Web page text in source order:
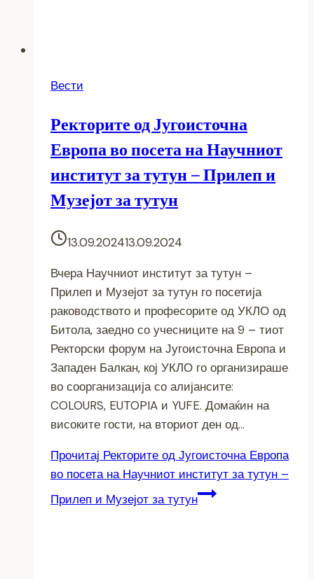
Вести
Ректорите од Југоисточна
Европа во посета на Научниот
институт за тутун – Прилеп и
Музејот за тутун
13.09.202413.09.2024
Вчера Научниот институт за тутун –
Прилеп и Музејот за тутун го посетија
раководството и професорите од УКЛО од
Битола, заедно со учесниците на 9 – тиот
Ректорски форум на Југоисточна Европа и
Западен Балкан, кој УКЛО го организираше
во соорганизација со алијансите:
COLOURS, EUTOPIA и YUFE. Домаќин на
високите гости, на вториот ден од…
Прочитај Ректорите од Југоисточна Европа
во посета на Научниот институт за тутун –
Прилеп и Музејот за тутун